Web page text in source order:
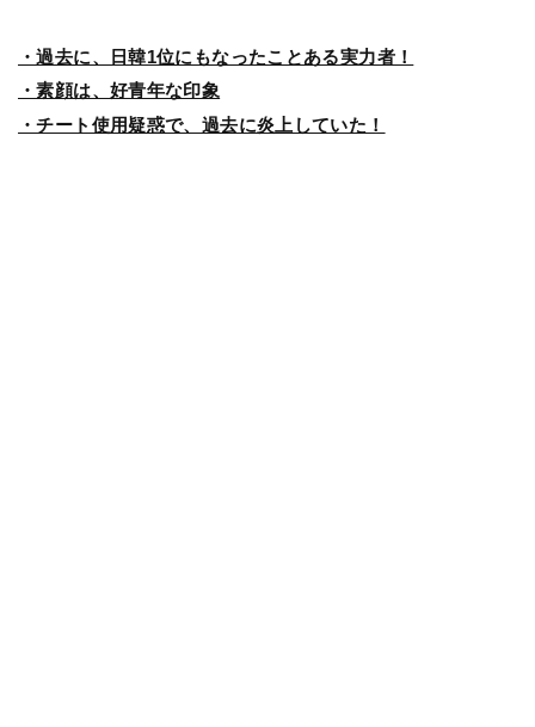
・過去に、日韓1位にもなったことある実力者！
・素顔は、好青年な印象
・チート使用疑惑で、過去に炎上していた！